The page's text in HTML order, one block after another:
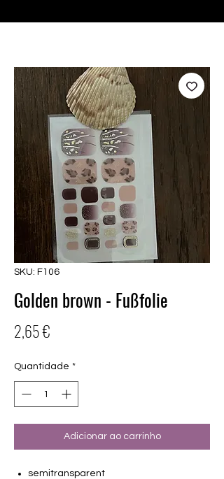
SKU: F106
Golden brown - Fußfolie
2,65 €
Quantidade *
Adicionar ao carrinho
semitransparent